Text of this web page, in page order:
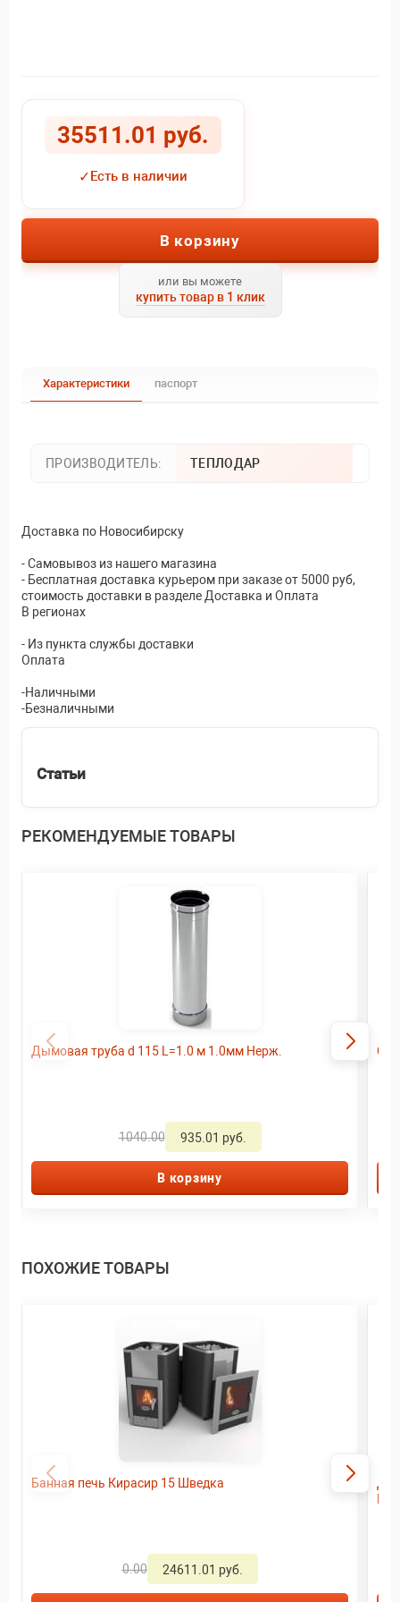
35511.01 руб.
✓Есть в наличии
В корзину
или вы можете
купить товар в 1 клик
Характеристики паспорт
ПРОИЗВОДИТЕЛЬ: ТЕПЛОДАР
Доставка по Новосибирску
- Самовывоз из нашего магазина
- Бесплатная доставка курьером при заказе от 5000 руб,
стоимость доставки в разделе Доставка и Оплата
В регионах
- Из пункта службы доставки
Оплата
-Наличными
-Безналичными
Статьи
РЕКОМЕНДУЕМЫЕ ТОВАРЫ
Дымовая труба d 115 L=1.0 м 1.0мм Нерж.
1040.00 935.01 руб.
В корзину
ПОХОЖИЕ ТОВАРЫ
Банная печь Кирасир 15 Шведка
0.00 24611.01 руб.